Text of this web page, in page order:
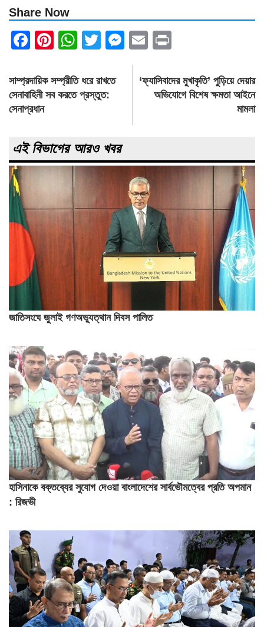
Share Now
Facebook
Pinterest
WhatsApp
TwitterMessenger
Email
Post
navigation
সাম্প্রদায়িক সম্প্রীতি ধরে রাখতে
সেনাবাহিনী সব করতে প্রস্তুত:
সেনাপ্রধান
‘ফ্যাসিবাদের মুখাকৃতি’ পুড়িয়ে দেয়ার
অভিযোগে বিশেষ ক্ষমতা আইনে
মামলা
এই বিভাগের আরও খবর
জাতিসংঘে জুলাই গণঅভ্যুত্থান দিবস পালিত
হাসিনাকে বক্তব্যের সুযোগ দেওয়া বাংলাদেশের সার্বভৌমত্বের প্রতি অপমান
: রিজভী